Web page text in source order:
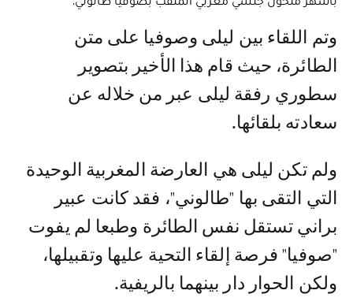
وتم اللقاء بين ليلى وصوفيا على متن
الطائرة، حيث قام هذا الأخير بتصوير
سطوري رفقة ليلى عبر من خلاله عن
سعادته بلقائها.
ولم تكن ليلى هي العارضة المغربية الوحيدة
التي التقى بها "طالوني"، فقد كانت عبير
براني تستقل نفس الطائرة وطبعا لم يفوت
"صوفيا" فرصة إلقاء التحية عليها وتقبيلها،
ولكن الحوار دار بينهما بالريفية.